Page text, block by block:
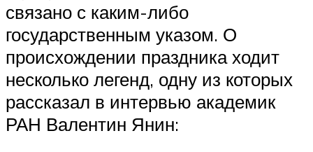
связано с каким-либо
государственным указом. О
происхождении праздника ходит
несколько легенд, одну из которых
рассказал в интервью академик
РАН Валентин Янин: